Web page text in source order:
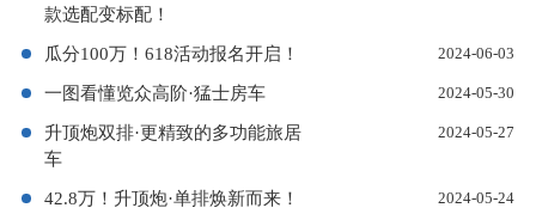
款选配变标配！
瓜分100万！618活动报名开启！ 2024-06-03
一图看懂览众高阶·猛士房车 2024-05-30
升顶炮双排·更精致的多功能旅居
车
2024-05-27
42.8万！升顶炮·单排焕新而来！ 2024-05-24